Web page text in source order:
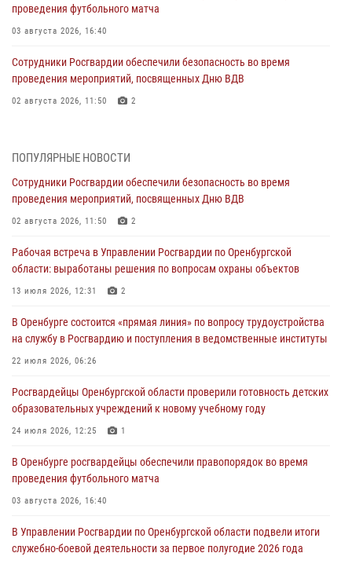
проведения футбольного матча
03 августа 2026, 16:40
Сотрудники Росгвардии обеспечили безопасность во время
проведения мероприятий, посвященных Дню ВДВ
02 августа 2026, 11:50 2
ведомственные институты
30 июля 2026, 04:44
Просветительская встреча Росгвардии: к Дню Крещения Руси
Росгвардейцы обеспечили правопорядок на праздновании Дня
ВМФ в Оренбурге
Росгвардейцы предотвратили трагедию: спасен мужчина в тяжелой
жизненной ситуации (ВИДЕО)
Росгвардейцы Оренбургской области проверили готовность детских
образовательных учреждений к новому учебному году
ПОПУЛЯРНЫЕ НОВОСТИ
Сотрудники Росгвардии обеспечили безопасность во время
проведения мероприятий, посвященных Дню ВДВ
02 августа 2026, 11:50 2
Рабочая встреча в Управлении Росгвардии по Оренбургской
области: выработаны решения по вопросам охраны объектов
13 июля 2026, 12:31 2
В Оренбурге состоится «прямая линия» по вопросу трудоустройства
на службу в Росгвардию и поступления в ведомственные институты
22 июля 2026, 06:26
Росгвардейцы Оренбургской области проверили готовность детских
образовательных учреждений к новому учебному году
24 июля 2026, 12:25 1
В Оренбурге росгвардейцы обеспечили правопорядок во время
проведения футбольного матча
03 августа 2026, 16:40
В Управлении Росгвардии по Оренбургской области подвели итоги
служебно-боевой деятельности за первое полугодие 2026 года